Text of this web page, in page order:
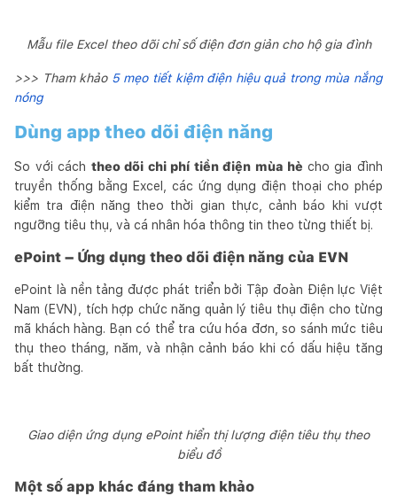
Mẫu file Excel theo dõi chỉ số điện đơn giản cho hộ gia đình
>>> Tham khảo 5 mẹo tiết kiệm điện hiệu quả trong mùa nắng
nóng
Dùng app theo dõi điện năng
So với cách theo dõi chi phí tiền điện mùa hè cho gia đình
truyền thống bằng Excel, các ứng dụng điện thoại cho phép
kiểm tra điện năng theo thời gian thực, cảnh báo khi vượt
ngưỡng tiêu thụ, và cá nhân hóa thông tin theo từng thiết bị.
ePoint – Ứng dụng theo dõi điện năng của EVN
ePoint là nền tảng được phát triển bởi Tập đoàn Điện lực Việt
Nam (EVN), tích hợp chức năng quản lý tiêu thụ điện cho từng
mã khách hàng. Bạn có thể tra cứu hóa đơn, so sánh mức tiêu
thụ theo tháng, năm, và nhận cảnh báo khi có dấu hiệu tăng
bất thường.
Giao diện ứng dụng ePoint hiển thị lượng điện tiêu thụ theo
biểu đồ
Một số app khác đáng tham khảo